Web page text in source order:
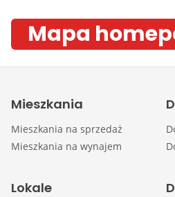
Mapa
Mieszkania
Mieszkania na sprzedaż
Mieszkania na wynajem
Lokale